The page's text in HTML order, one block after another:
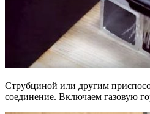
Струбциной или другим
соединение. Включаем газовую